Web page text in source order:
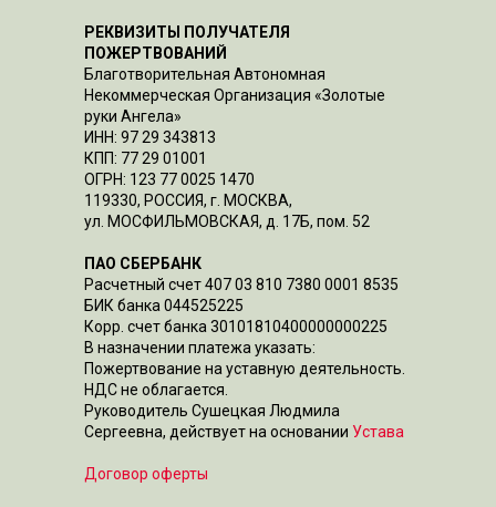
РЕКВИЗИТЫ ПОЛУЧАТЕЛЯ
ПОЖЕРТВОВАНИЙ
Благотворительная Автономная
Некоммерческая Организация «Золотые
руки Ангела»
ИНН: 97 29 343813
КПП: 77 29 01001
ОГРН: 123 77 0025 1470
119330, РОССИЯ, г. МОСКВА,
ул. МОСФИЛЬМОВСКАЯ, д. 17Б, пом. 52
ПАО СБЕРБАНК
Расчетный счет 407 03 810 7380 0001 8535
БИК банка 044525225
Корр. счет банка 30101810400000000225
В назначении платежа указать:
Пожертвование на уставную деятельность.
НДС не облагается.
Руководитель Сушецкая Людмила
Сергеевна, действует на основании Устава
Договор оферты